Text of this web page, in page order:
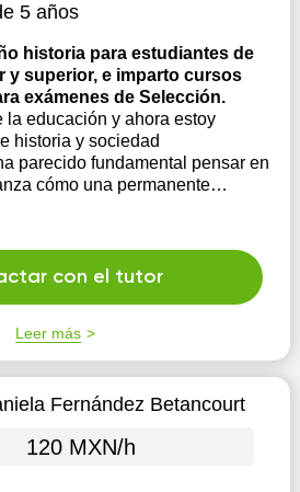
5 años
historia para estudiantes de
y superior, e imparto cursos
exámenes de Selección.
la educación y ahora estoy
historia y sociedad
cómo una permanente
para reflexionar y a través
entiendan la histori...
con el tutor
Leer más
Fernández Betancourt
120 MXN/h